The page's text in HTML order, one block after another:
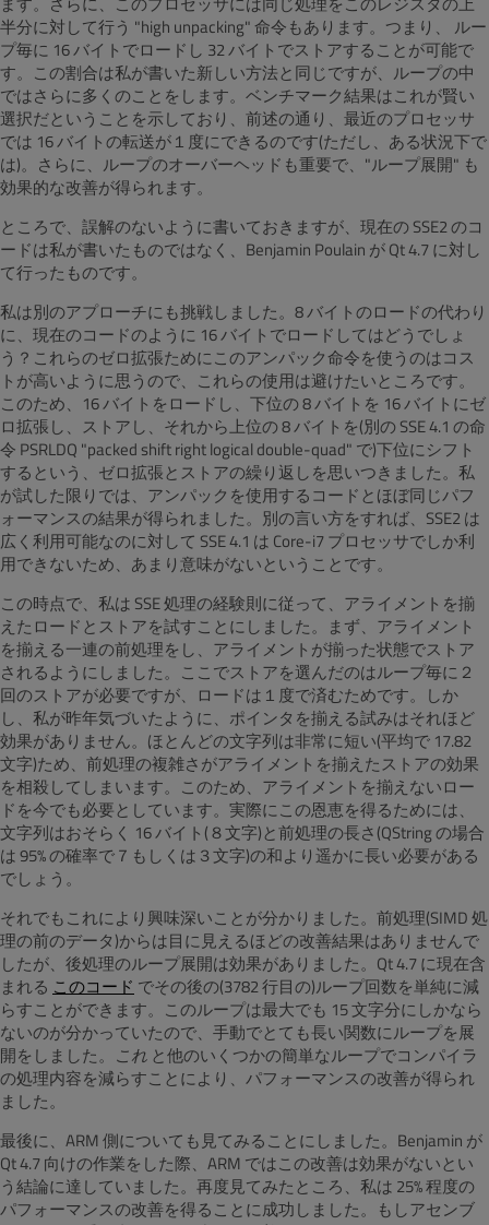
半分に対して行う "high unpacking" 命令もあります。つまり、 ルー
プ毎に 16 バイトでロードし 32 バイトでストアすることが可能で
す。この割合は私が書いた新しい方法と同じですが、ループの中
ではさらに多くのことをします。ベンチマーク結果はこれが賢い
選択だということを示しており、前述の通り、最近のプロセッサ
では 16 バイトの転送が１度にできるのです(ただし、ある状況下で
は)。さらに、ループのオーバーヘッドも重要で、"ループ展開" も
効果的な改善が得られます。
ところで、誤解のないように書いておきますが、現在の SSE2 のコ
ードは私が書いたものではなく、Benjamin Poulain が Qt 4.7 に対し
て行ったものです。
私は別のアプローチにも挑戦しました。8 バイトのロードの代わり
に、現在のコードのように 16 バイトでロードしてはどうでしょ
う？これらのゼロ拡張ためにこのアンパック命令を使うのはコス
トが高いように思うので、これらの使用は避けたいところです。
このため、16 バイトをロードし、下位の 8 バイトを 16 バイトにゼ
ロ拡張し、ストアし、それから上位の 8 バイトを(別の SSE 4.1 の命
令 PSRLDQ "packed shift right logical double-quad" で)下位にシフト
するという、ゼロ拡張とストアの繰り返しを思いつきました。私
が試した限りでは、アンパックを使用するコードとほぼ同じパフ
ォーマンスの結果が得られました。別の言い方をすれば、SSE2 は
広く利用可能なのに対して SSE 4.1 は Core-i7 プロセッサでしか利
用できないため、あまり意味がないということです。
この時点で、私は SSE 処理の経験則に従って、アライメントを揃
えたロードとストアを試すことにしました。まず、アライメント
を揃える一連の前処理をし、アライメントが揃った状態でストア
されるようにしました。ここでストアを選んだのはループ毎に２
回のストアが必要ですが、ロードは１度で済むためです。しか
し、私が昨年気づいたように、ポインタを揃える試みはそれほど
効果がありません。ほとんどの文字列は非常に短い(平均で 17.82
文字)ため、前処理の複雑さがアライメントを揃えたストアの効果
を相殺してしまいます。このため、アライメントを揃えないロー
ドを今でも必要としています。実際にこの恩恵を得るためには、
文字列はおそらく 16 バイト(８文字)と前処理の長さ(QString の場合
は 95% の確率で７もしくは３文字)の和より遥かに長い必要がある
でしょう。
それでもこれにより興味深いことが分かりました。前処理(SIMD 処
理の前のデータ)からは目に見えるほどの改善結果はありませんで
したが、後処理のループ展開は効果がありました。Qt 4.7 に現在含
まれる このコード でその後の(3782 行目の)ループ回数を単純に減
らすことができます。このループは最大でも 15 文字分にしかなら
ないのが分かっていたので、手動でとても長い関数にループを展
開をしました。 これ と他のいくつかの簡単なループでコンパイラ
の処理内容を減らすことにより、パフォーマンスの改善が得られ
ました。
最後に、ARM 側についても見てみることにしました。Benjamin が
Qt 4.7 向けの作業をした際、ARM ではこの改善は効果がないとい
う結論に達していました。再度見てみたところ、私は 25% 程度の
パフォーマンスの改善を得ることに成功しました。もしアセンブ